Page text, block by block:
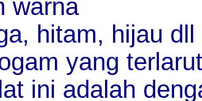
warna
hitam, hijau
yang
ini adalah